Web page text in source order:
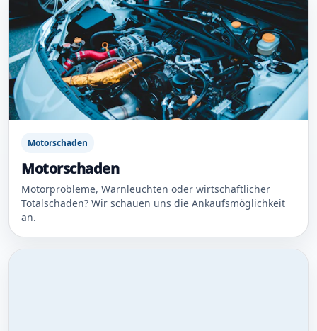
Motorschaden
Motorschaden
Motorprobleme, Warnleuchten oder wirtschaftlicher
Totalschaden? Wir schauen uns die Ankaufsmöglichkeit
an.